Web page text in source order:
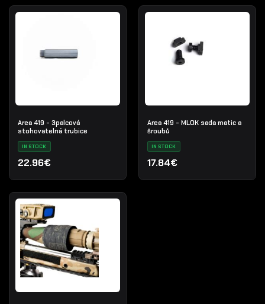
Area 419 - 3palcová
stohovatelná trubice
IN STOCK
22.96€
Area 419 - MLOK sada matic a
šroubů
IN STOCK
17.84€